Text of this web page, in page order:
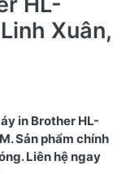
Xuân,
in Brother HL-
Sản phẩm chính
Liên hệ ngay